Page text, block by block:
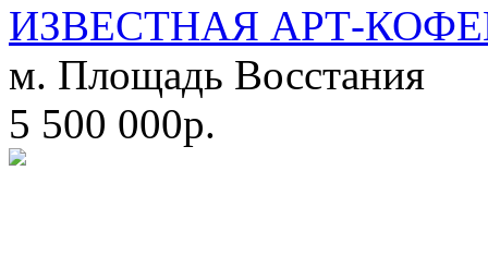
ИЗВЕСТНАЯ АРТ-
м. Площадь Восстания
5 500 000р.